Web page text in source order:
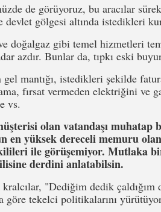
de görüyoruz, bu aracılar
devlet gölgesi altında istedikleri
doğalgaz gibi temel hizmetleri
azdır. Bunlar da, tıpkı eski
mantığı, istedikleri şekilde
fırsat vermeden elektriğini ve
vs.
olan vatandaşı
en yüksek dereceli memuru
ile görüşemiyor. Mutlaka
derdini anlatabilsin.
"Dediğim dedik çaldığım
göre tekelci politikalarını